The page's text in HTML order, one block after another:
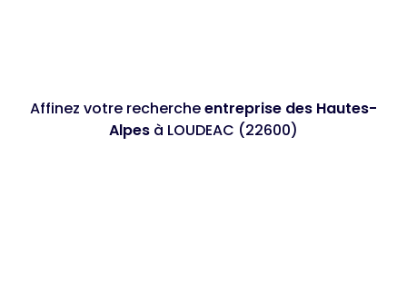
Affinez votre rechercheentreprise des Hautes-
Alpes à LOUDEAC (22600)